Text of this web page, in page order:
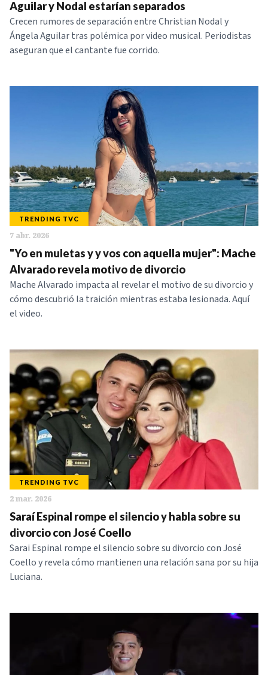
Aguilar y Nodal estarían separados
Crecen rumores de separación entre Christian Nodal y
Ángela Aguilar tras polémica por video musical. Periodistas
aseguran que el cantante fue corrido.
TRENDING TVC
7 abr. 2026
"Yo en muletas y y vos con aquella mujer": Mache
Alvarado revela motivo de divorcio
Mache Alvarado impacta al revelar el motivo de su divorcio y
cómo descubrió la traición mientras estaba lesionada. Aquí
el video.
TRENDING TVC
2 mar. 2026
Saraí Espinal rompe el silencio y habla sobre su
divorcio con José Coello
Sarai Espinal rompe el silencio sobre su divorcio con José
Coello y revela cómo mantienen una relación sana por su hija
Luciana.